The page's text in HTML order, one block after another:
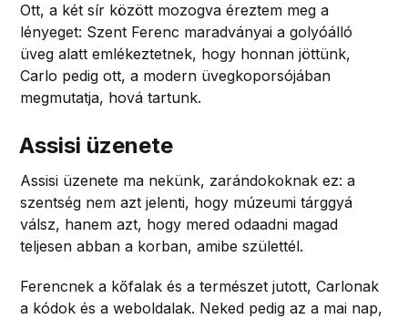
Ott, a két sír között mozogva éreztem meg a
lényeget: Szent Ferenc maradványai a golyóálló
üveg alatt emlékeztetnek, hogy honnan jöttünk,
Carlo pedig ott, a modern üvegkoporsójában
megmutatja, hová tartunk.
Assisi üzenete
Assisi üzenete ma nekünk, zarándokoknak ez: a
szentség nem azt jelenti, hogy múzeumi tárggyá
válsz, hanem azt, hogy mered odaadni magad
teljesen abban a korban, amibe születtél.
Ferencnek a kőfalak és a természet jutott, Carlonak
a kódok és a weboldalak. Neked pedig az a mai nap,